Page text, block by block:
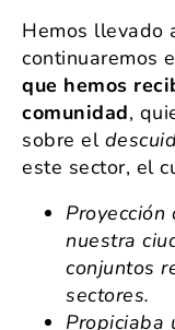
Hemos llevado
continuaremos
que hemos
comunidad,
sobre el
este sector, el
nuestra
conjuntos
sectores.
Propiciaba